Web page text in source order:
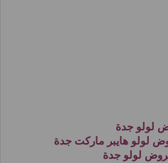
لولو جدة
لولو هايبر ماركت جدة
لولو جدة